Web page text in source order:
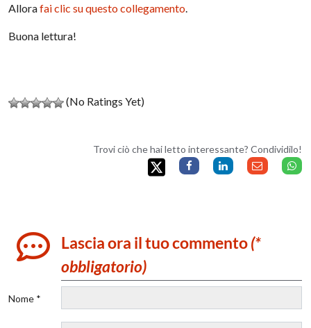
Allorafai clic su questo collegamento.
Buona lettura!
(No Ratings Yet)
Trovi ciò che hai letto interessante? Condividilo!
Lascia ora il tuo commento(*
obbligatorio)
Nome *